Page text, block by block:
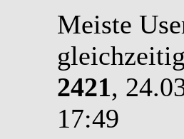
Meiste
2421,
17:49